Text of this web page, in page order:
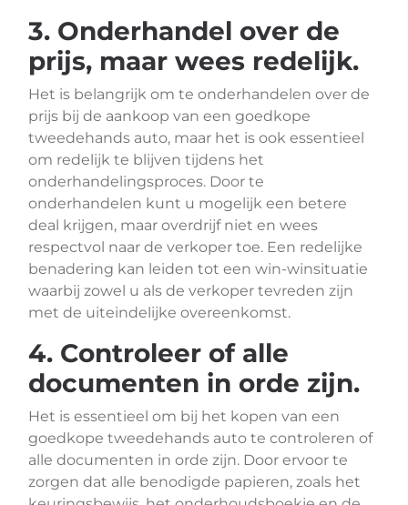
3. Onderhandel over de
prijs, maar wees redelijk.
Het is belangrijk om te onderhandelen over de
prijs bij de aankoop van een goedkope
tweedehands auto, maar het is ook essentieel
om redelijk te blijven tijdens het
onderhandelingsproces. Door te
onderhandelen kunt u mogelijk een betere
deal krijgen, maar overdrijf niet en wees
respectvol naar de verkoper toe. Een redelijke
benadering kan leiden tot een win-winsituatie
waarbij zowel u als de verkoper tevreden zijn
met de uiteindelijke overeenkomst.
4. Controleer of alle
documenten in orde zijn.
Het is essentieel om bij het kopen van een
goedkope tweedehands auto te controleren of
alle documenten in orde zijn. Door ervoor te
zorgen dat alle benodigde papieren, zoals het